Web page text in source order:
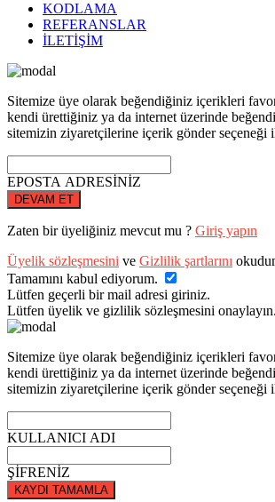
KODLAMA
REFERANSLAR
İLETİŞİM
Sitemize üye olarak beğendiğiniz içerikleri
kendi ürettiğiniz ya da internet üzerinde
sitemizin ziyaretçilerine içerik gönder seçeneği
EPOSTA ADRESİNİZ
DEVAM ET
Zaten bir üyeliğiniz mevcut mu ? Giriş yapın
Üyelik sözleşmesini ve Gizlilik şartlarını
Tamamını kabul ediyorum.
Lütfen geçerli bir mail adresi giriniz.
Lütfen üyelik ve gizlilik sözleşmesini onaylayın.
Sitemize üye olarak beğendiğiniz içerikleri
kendi ürettiğiniz ya da internet üzerinde
sitemizin ziyaretçilerine içerik gönder seçeneği
KULLANICI ADI
ŞİFRENİZ
KAYDI TAMAMLA